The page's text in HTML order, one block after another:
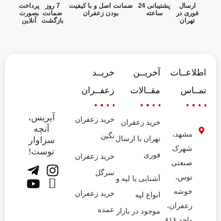
ارسال
فوری در
تهران
پشتیبانی 24
ساعته
ضمانت اصل و با کیفیت
بودن زعفران
7 روز
ضمانت
بازگشت
پرداخت
بصورت
آنلاین
اطلاعــات
تمــاس
مشهد،
شهرک
صنعتی
توس،
خوشه
زعفران،
آخریــن
مقــالات
خرید زعفران
تهران با ارسال
فوری
آشنایی با لپه و
انواع لپه
موجود در بازار
خریــد
زعفــران
خرید زعفران
نگین
خرید زعفران
سرگل
خرید زعفران
عمده
آیریس،
آنچه
سزاوار
توست!